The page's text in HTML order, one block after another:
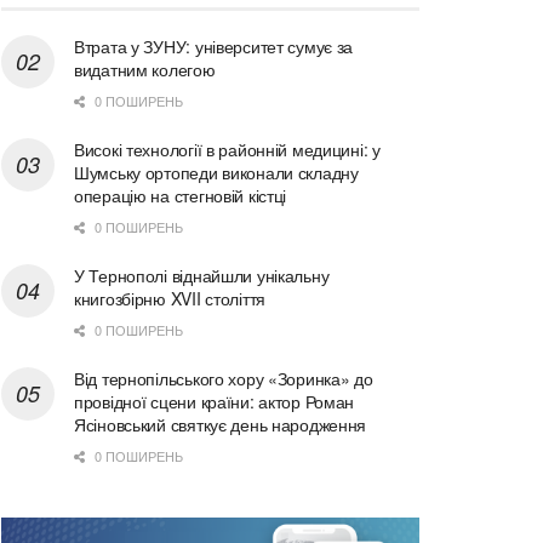
Втрата у ЗУНУ: університет сумує за
видатним колегою
0 ПОШИРЕНЬ
Високі технології в районній медицині: у
Шумську ортопеди виконали складну
операцію на стегновій кістці
0 ПОШИРЕНЬ
У Тернополі віднайшли унікальну
книгозбірню XVII століття
0 ПОШИРЕНЬ
Від тернопільського хору «Зоринка» до
провідної сцени країни: актор Роман
Ясіновський святкує день народження
0 ПОШИРЕНЬ